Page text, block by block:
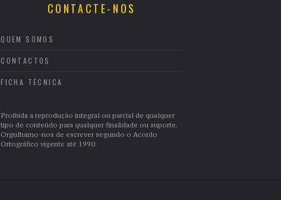
CONTACTE-NOS
QUEM SOMOS
CONTACTOS
FICHA TÉCNICA
Proibida a reprodução integral ou parcial de qualquer
tipo de conteúdo para qualquer finalidade ou suporte.
Orgulhamo-nos de escrever segundo o Acordo
Ortográfico vigente até 1990.